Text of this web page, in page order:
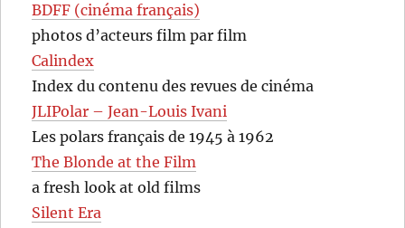
BDFF (cinéma français)
photos d’acteurs film par film
Calindex
Index du contenu des revues de cinéma
JLIPolar – Jean-Louis Ivani
Les polars français de 1945 à 1962
The Blonde at the Film
a fresh look at old films
Silent Era